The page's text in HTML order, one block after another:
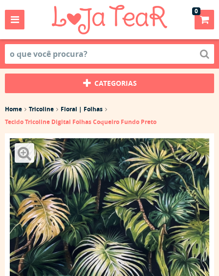
0
CATEGORIAS
Home Tricoline
Floral | Folhas
Tecido Tricoline Digital Folhas Coqueiro Fundo Preto